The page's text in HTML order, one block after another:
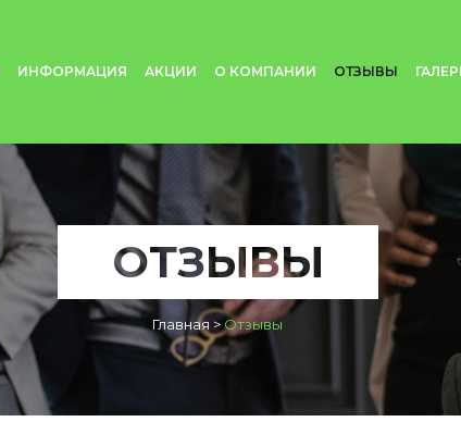
ИНФОРМАЦИЯ АКЦИИ О КОМПАНИИ ОТЗЫВЫ
ОТЗЫВЫ
Главная >Отзывы